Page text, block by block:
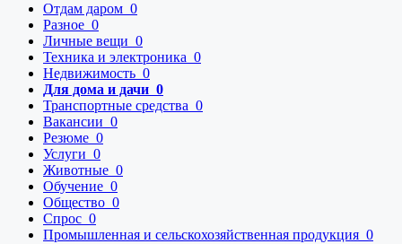
Отдам даром 0
Разное 0
Личные вещи 0
Техника и электроника 0
Недвижимость 0
Для дома и дачи 0
Транспортные средства 0
Вакансии 0
Резюме 0
Услуги 0
Животные 0
Обучение 0
Общество 0
Спрос 0
Промышленная и сельскохозяйственная продукция 0